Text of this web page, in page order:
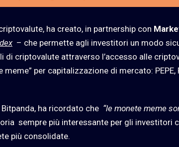
ha creato, in partnership con
– che permette agli investitori un modo
criptovalute attraverso l’accesso alle
per capitalizzazione di mercato: PEPE,
ha ricordato che “le monete meme
sempre più interessante per gli investitori
più consolidate.